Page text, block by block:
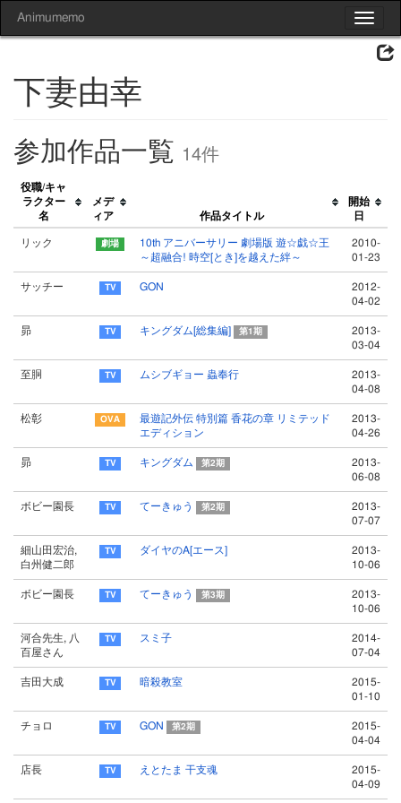
Toggle
Animumemo
下妻由幸
参加作品一覧 14件
役職/キャ
ラクター
名
メデ
ィア
作品タイトル
開始
日
リック
10th アニバーサリー 劇場版 遊☆戯☆王
～超融合! 時空[とき]を越えた絆～
2010-
01-23
サッチー GON
2012-
04-02
昴 キングダム[総集編] 第1期
2013-
03-04
至胴 ムシブギョー 蟲奉行
2013-
04-08
松彰
最遊記外伝 特別篇 香花の章 リミテッド
エディション
2013-
04-26
昴 キングダム 第2期
2013-
06-08
ボビー園長 てーきゅう 第2期
2013-
07-07
細山田宏治,
白州健二郎
ダイヤのA[エース]
2013-
10-06
ボビー園長 てーきゅう 第3期
2013-
10-06
河合先生, 八
百屋さん
スミ子
2014-
07-04
吉田大成 暗殺教室
2015-
01-10
チョロ GON 第2期
2015-
04-04
店長 えとたま 干支魂
2015-
04-09